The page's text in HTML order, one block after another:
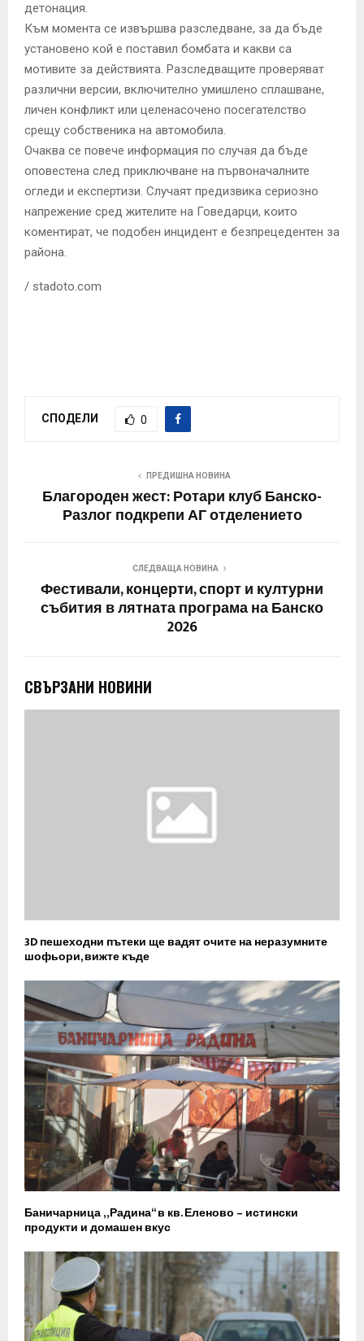
детонация.
Към момента се извършва разследване, за да бъде
установено кой е поставил бомбата и какви са
мотивите за действията. Разследващите проверяват
различни версии, включително умишлено сплашване,
личен конфликт или целенасочено посегателство
срещу собственика на автомобила.
Очаква се повече информация по случая да бъде
оповестена след приключване на първоначалните
огледи и експертизи. Случаят предизвика сериозно
напрежение сред жителите на Говедарци, които
коментират, че подобен инцидент е безпрецедентен за
района.
/ stadoto.com
СПОДЕЛИ 0
ПРЕДИШНА НОВИНА
Благороден жест: Ротари клуб Банско-
Разлог подкрепи АГ отделението
СЛЕДВАЩА НОВИНА
Фестивали, концерти, спорт и културни
събития в лятната програма на Банско
2026
СВЪРЗАНИ НОВИНИ
3D пешеходни пътеки ще вадят очите на неразумните
шофьори, вижте къде
Баничарница „Радина“ в кв. Еленово – истински
продукти и домашен вкус